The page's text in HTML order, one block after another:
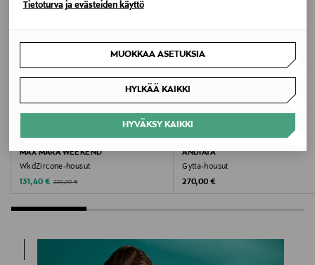
Tietoturva ja evästeiden käyttö
MUOKKAA ASETUKSIA
HYLKÄÄ KAIKKI
HYVÄKSY KAIKKI
housut, Max Mara Studio
ALE –40%
MAX MARA WEEKEND
WkdZircone-housut
Discounted Price
131,40 € Original Price
220,00 €
ETUKUPONKITUOTE
ANDIATA
Gytta-housut
Original Price
270,00 €